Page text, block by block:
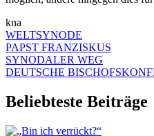
kna
WELTSYNODE
PAPST FRANZISKUS
SYNODALER WEG
DEUTSCHE
Beliebteste Beiträge